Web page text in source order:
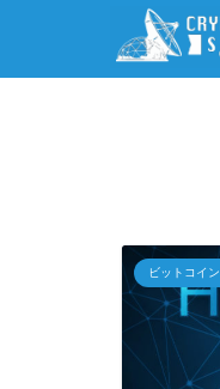
ビットコイン